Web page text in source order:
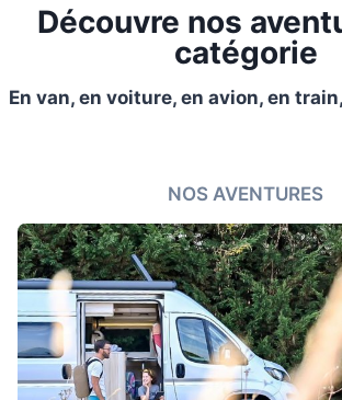
Découvre nos
catégorie
En van, en voiture, en avion, en
NOS AVENTURES